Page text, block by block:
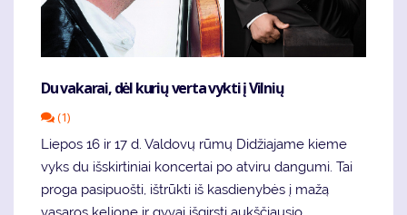
Du vakarai, dėl kurių verta vykti į Vilnių
(1)
Liepos 16 ir 17 d. Valdovų rūmų Didžiajame kieme
vyks du išskirtiniai koncertai po atviru dangumi. Tai
proga pasipuošti, ištrūkti iš kasdienybės į mažą